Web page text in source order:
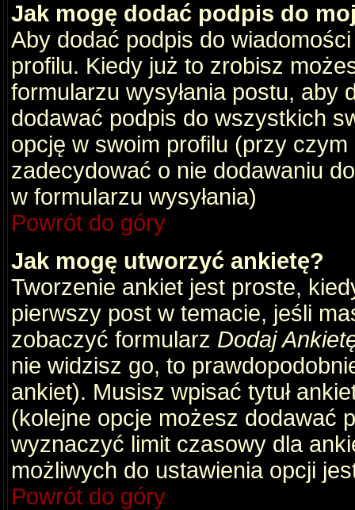
Jak mogę dodać podpis do
Aby dodać podpis do
profilu. Kiedy już to zrobisz
formularzu wysyłania postu,
dodawać podpis do wszystkich
opcję w swoim profilu (przy
zadecydować o nie dodawaniu
w formularzu wysyłania)
Powrót do góry
Jak mogę utworzyć ankietę?
Tworzenie ankiet jest proste,
pierwszy post w temacie, jeśli
zobaczyć formularz Dodaj
nie widzisz go, to
ankiet). Musisz wpisać tytuł
(kolejne opcje możesz dodawać
wyznaczyć limit czasowy dla
możliwych do ustawienia opcji
Powrót do góry